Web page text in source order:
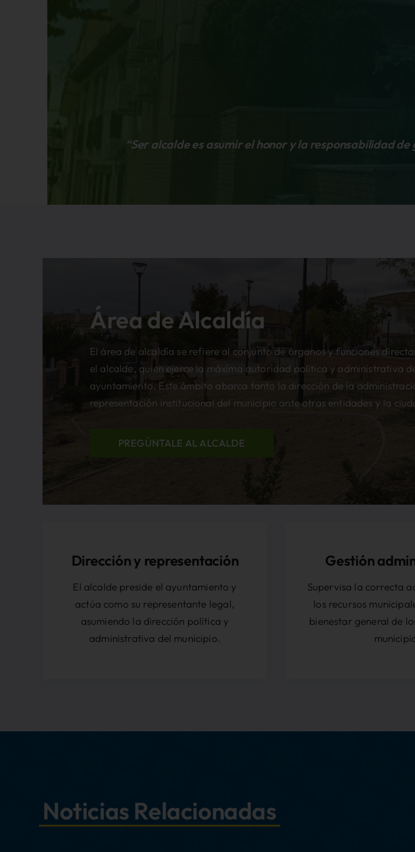
“Ser alcalde es asumir el honor y la responsabilidad
Área de Alcaldía
El área de alcaldía se refiere al conjunto de órganos y funciones
el alcalde, quien ejerce la máxima autoridad política y administrativa
ayuntamiento. Este ámbito abarca tanto la dirección de la
representación institucional del municipio ante otras entidades y la
PREGÚNTALE AL ALCALDE
Dirección y representación
El alcalde preside el ayuntamiento y
actúa como su representante legal,
asumiendo la dirección política y
administrativa del municipio.
Gestión
Supervisa la correcta
los recursos
bienestar general de
Noticias Relacionadas